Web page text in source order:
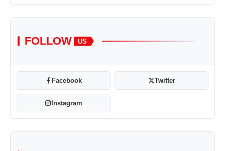
FOLLOW US
Facebook Twitter
Instagram